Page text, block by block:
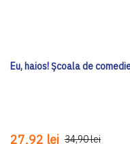
Eu, haios! Școala de
27,92 lei 34,90 lei